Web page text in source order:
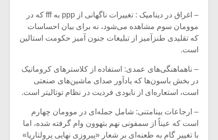
– اغراق در دینامیک : تغییرات ناگهانی از ppp به fff که در
موومان سوم مشاهده می‌شود، نه برای بیان احساسات
که تقلیدی طنزآمیز از تبلیغات جنون آمیز حکومت استالین
است.
– ناهماهنگی‌های عمدی: استفاده از کلاسترهای کروماتیک
در بخش باسون‌ها که یادآور صدای ماشین‌های صنعتی
است، استعاره‌ای از نابودی فردیت در نظام توتالیتر است.
– ارجاعات بینامتنی: شامل جمله‌ای در موومان چهارم
است که عیناً از سمفونی نهم بتهوون وام گرفته شده، اما
با تغییر گام به طعنه‌ای بر شعار «پیروزی نهایی پرولتاریا»
میکلوش روژا
متن فیلم «متری
شیش و نیم»
اگر نمی توانی
بدنام ترین باش
موریس ژار
موسیقی
موسیقی